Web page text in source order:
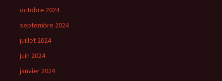
octobre 2024
septembre 2024
juillet 2024
juin 2024
janvier 2024